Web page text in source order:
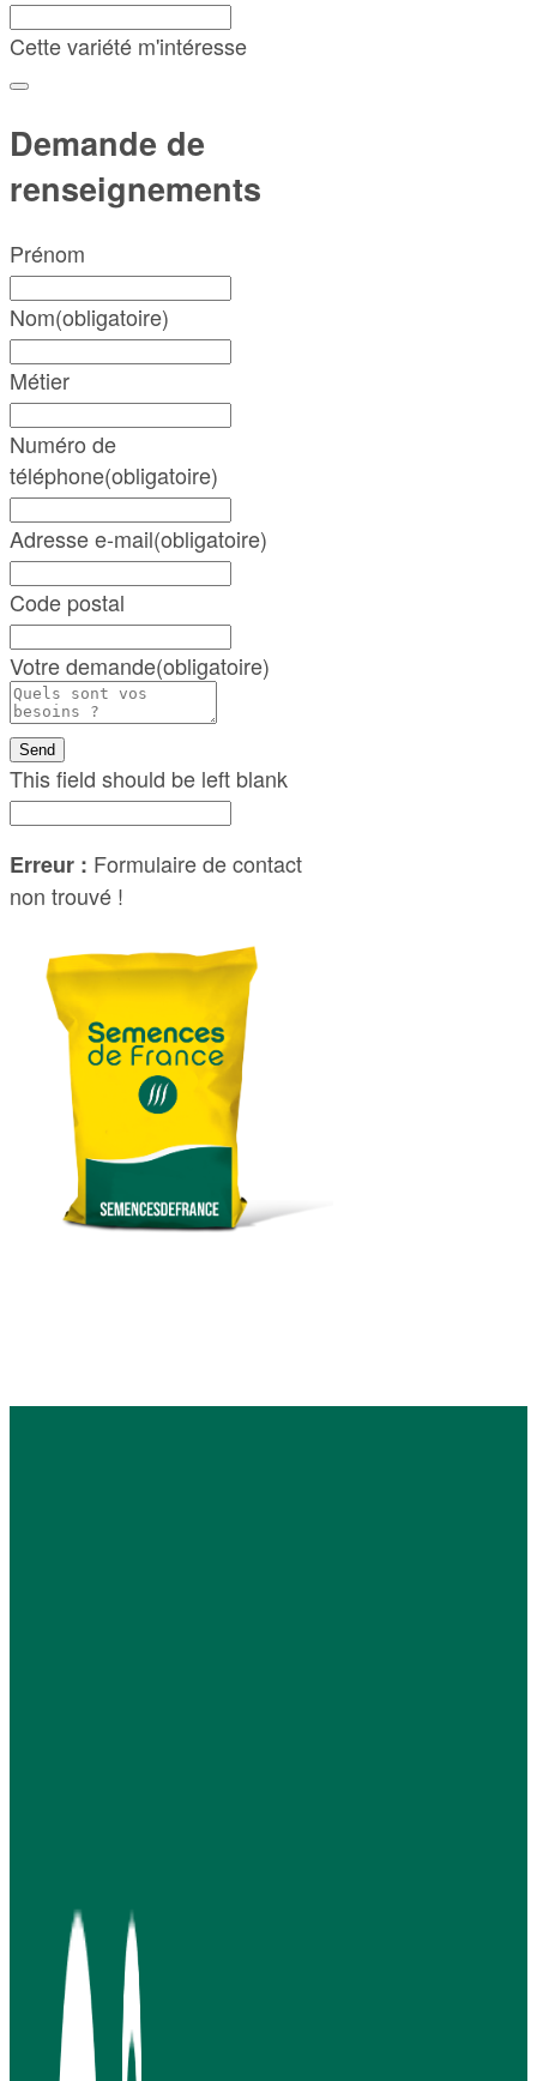
Cette variété m'intéresse
Demande de
renseignements
Prénom
Nom(obligatoire)
Métier
Numéro de
téléphone(obligatoire)
Adresse e-mail(obligatoire)
Code postal
Votre demande(obligatoire)
Send
This field should be left blank
Erreur : Formulaire de contact
non trouvé !